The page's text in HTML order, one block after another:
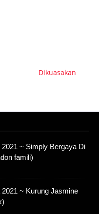
Dikuasakan
~ Simply Bergaya Di
famili)
~ Kurung Jasmine